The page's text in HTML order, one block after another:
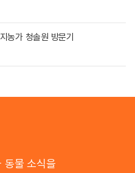
농가 청솔원 방문기
동물 소식을